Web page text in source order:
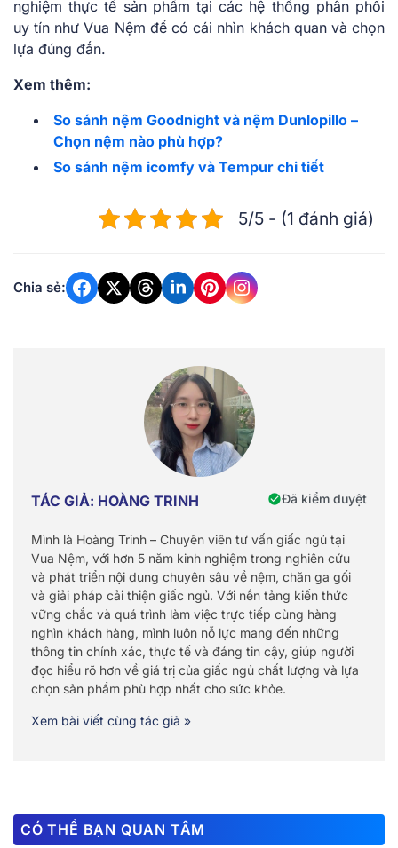
nghiệm thực tế sản phẩm tại các hệ thống phân phối
uy tín như Vua Nệm để có cái nhìn khách quan và chọn
lựa đúng đắn.
Xem thêm:
So sánh nệm Goodnight và nệm Dunlopillo –
Chọn nệm nào phù hợp?
So sánh nệm icomfy và Tempur chi tiết
5/5 - (1 đánh giá)
Chia sẻ:
TÁC GIẢ: HOÀNG TRINH Đã kiểm duyệt
Mình là Hoàng Trinh – Chuyên viên tư vấn giấc ngủ tại
Vua Nệm, với hơn 5 năm kinh nghiệm trong nghiên cứu
và phát triển nội dung chuyên sâu về nệm, chăn ga gối
và giải pháp cải thiện giấc ngủ. Với nền tảng kiến thức
vững chắc và quá trình làm việc trực tiếp cùng hàng
nghìn khách hàng, mình luôn nỗ lực mang đến những
thông tin chính xác, thực tế và đáng tin cậy, giúp người
đọc hiểu rõ hơn về giá trị của giấc ngủ chất lượng và lựa
chọn sản phẩm phù hợp nhất cho sức khỏe.
Xem bài viết cùng tác giả »
CÓ THỂ BẠN QUAN TÂM